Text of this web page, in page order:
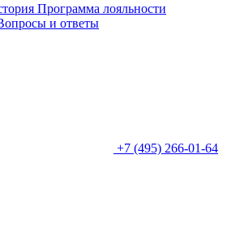
Программа лояльности
и ответы
+7 (495) 266-01-64